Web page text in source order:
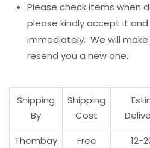
Please check items when
please kindly accept it
immediately. We will
resend you a new one.
Shipping
By
Shipping
Cost
Thembay
Free
12-